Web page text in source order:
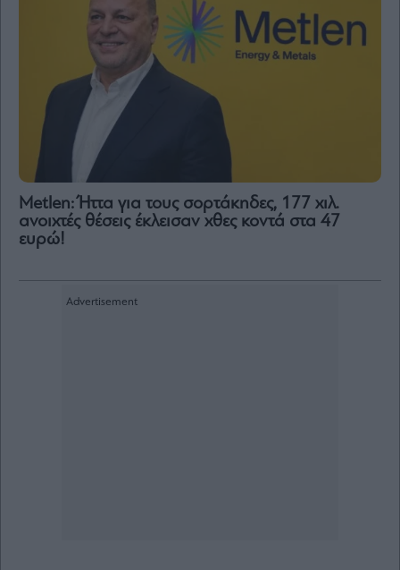
Metlen: Ήττα για τους σορτάκηδες, 177 χιλ.
ανοιχτές θέσεις έκλεισαν χθες κοντά στα 47
ευρώ!